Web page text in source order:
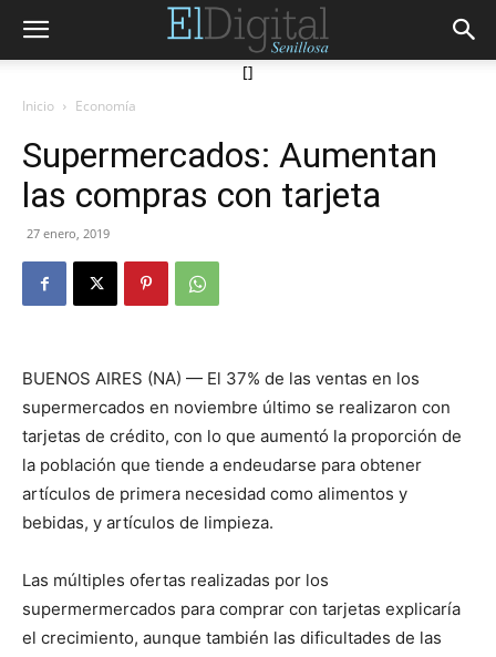
[]
Inicio Economía
Supermercados: Aumentan
las compras con tarjeta
27 enero, 2019
BUENOS AIRES (NA) — El 37% de las ventas en los
supermercados en noviembre último se realizaron con
tarjetas de crédito, con lo que aumentó la proporción de
la población que tiende a endeudarse para obtener
artículos de primera necesidad como alimentos y
bebidas, y artículos de limpieza.
Las múltiples ofertas realizadas por los
supermermercados para comprar con tarjetas explicaría
el crecimiento, aunque también las dificultades de las